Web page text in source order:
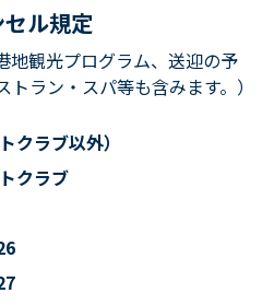
ル規定
地観光プログラム、送迎の予
ラン・スパ等も含みます。）
クラブ以外）
クラブ